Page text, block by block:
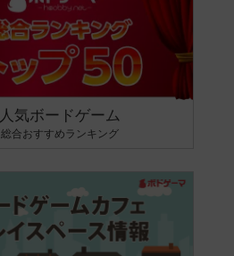
人気ボードゲーム
総合おすすめランキング